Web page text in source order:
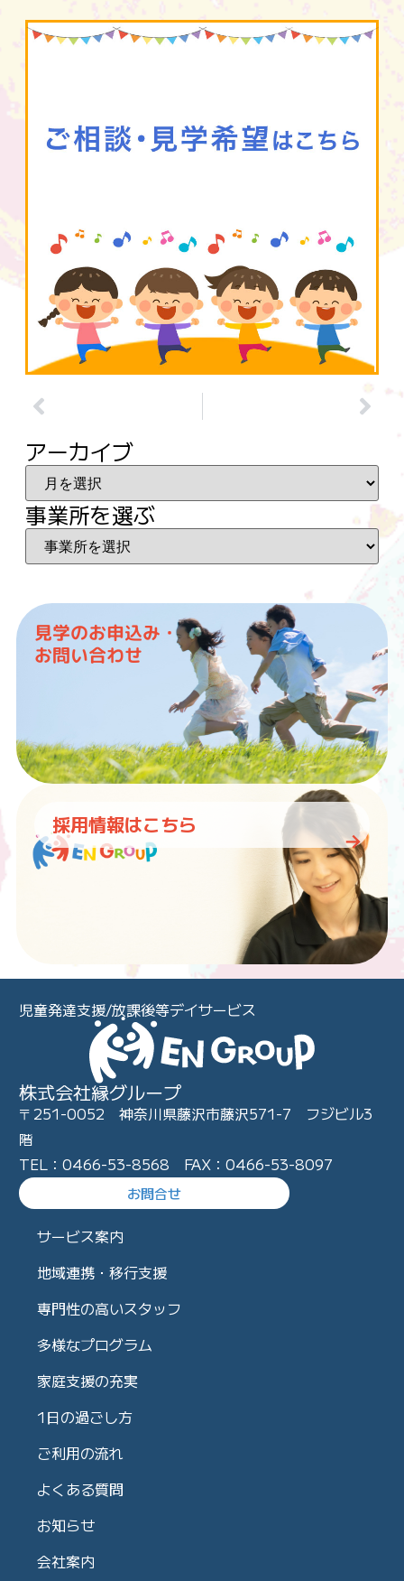
アーカイブ
事業所を選ぶ
見学のお申込み・
お問い合わせ
採用情報はこちら
児童発達支援/放課後等デイサービス
株式会社縁グループ
〒251-0052 神奈川県藤沢市藤沢571-7 フジビル3
階
TEL：0466-53-8568 FAX：0466-53-8097
お問合せ
サービス案内
地域連携・移行支援
専門性の高いスタッフ
多様なプログラム
家庭支援の充実
1日の過ごし方
ご利用の流れ
よくある質問
お知らせ
会社案内